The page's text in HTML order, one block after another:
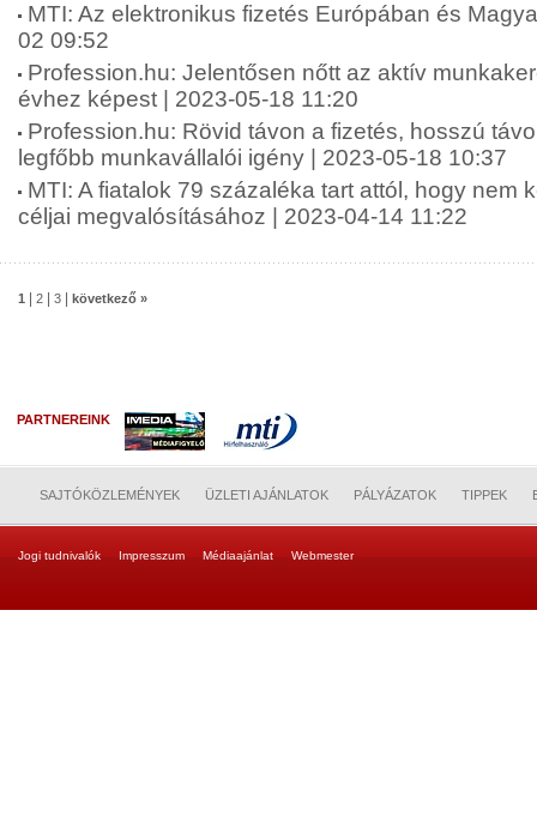
MTI: Az elektronikus fizetés Európában és
02 09:52
Profession.hu: Jelentősen nőtt az aktív
évhez képest | 2023-05-18 11:20
Profession.hu: Rövid távon a fizetés, hosszú
legfőbb munkavállalói igény | 2023-05-18 10:37
MTI: A fiatalok 79 százaléka tart attól, hogy nem
céljai megvalósításához | 2023-04-14 11:22
1 2 3 következő »
PARTNEREINK
SAJTÓKÖZLEMÉNYEK ÜZLETI AJÁNLATOK PÁLYÁZATOK TIPPEK
Jogi tudnivalók Impresszum Médiaajánlat Webmester